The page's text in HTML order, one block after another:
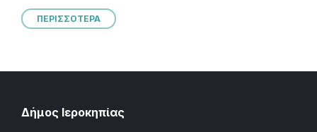
ΠΕΡΙΣΣΟΤΕΡΑ
Δήμος Ιεροκηπίας